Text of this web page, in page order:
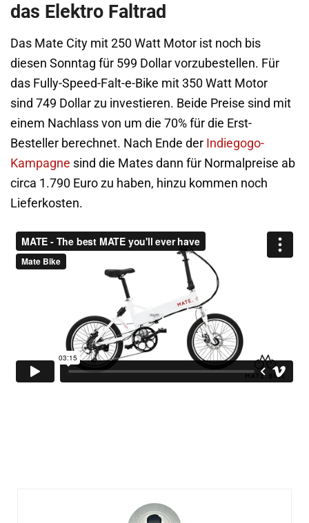
das Elektro Faltrad
Das Mate City mit 250 Watt Motor ist noch bis
diesen Sonntag für 599 Dollar vorzubestellen. Für
das Fully-Speed-Falt-e-Bike mit 350 Watt Motor
sind 749 Dollar zu investieren. Beide Preise sind mit
einem Nachlass von um die 70% für die Erst-
Besteller berechnet. Nach Ende der Indiegogo-
Kampagne sind die Mates dann für Normalpreise ab
circa 1.790 Euro zu haben, hinzu kommen noch
Lieferkosten.